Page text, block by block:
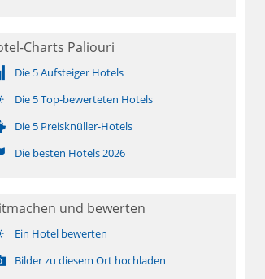
Charts Paliouri
Die 5 Aufsteiger Hotels
Die 5 Top-bewerteten Hotels
Die 5 Preisknüller-Hotels
Die besten Hotels 2026
und bewerten
Ein Hotel bewerten
Bilder zu diesem Ort hochladen